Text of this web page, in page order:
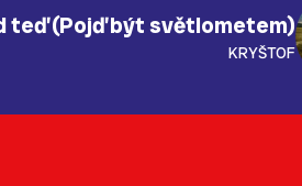
teď (Pojď být světlometem)
KRYŠTOF